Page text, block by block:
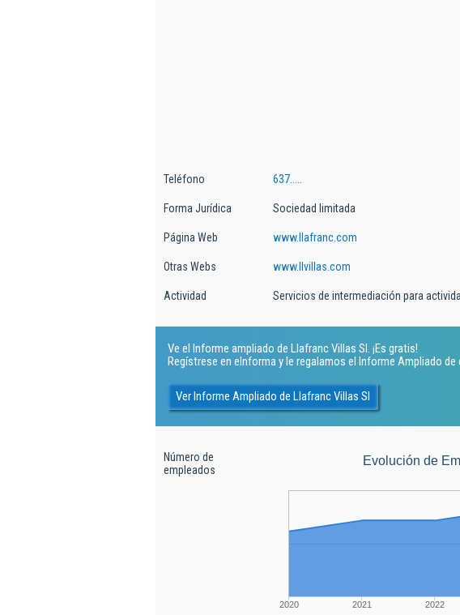
Teléfono 637.....
Forma Jurídica Sociedad limitada
Página Web www.llafranc.com
Otras Webs www.llvillas.com
Actividad Servicios de intermediación para
Ve el Informe ampliado de Llafranc Villas Sl. ¡Es gratis!
Regístrese en eInforma y le regalamos el Informe Ampliado
Ver Informe Ampliado de Llafranc Villas Sl
Número de
empleados
Evolución de
2020 2021 2022